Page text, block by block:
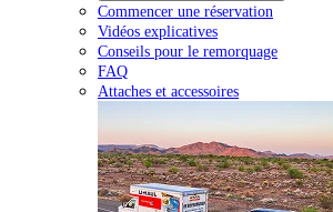
Commencer une réservation
Vidéos explicatives
Conseils pour le remorquage
FAQ
Attaches et accessoires